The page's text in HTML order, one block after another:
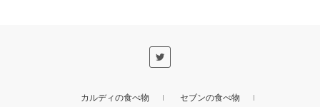
カルディの食べ物 セブンの食べ物